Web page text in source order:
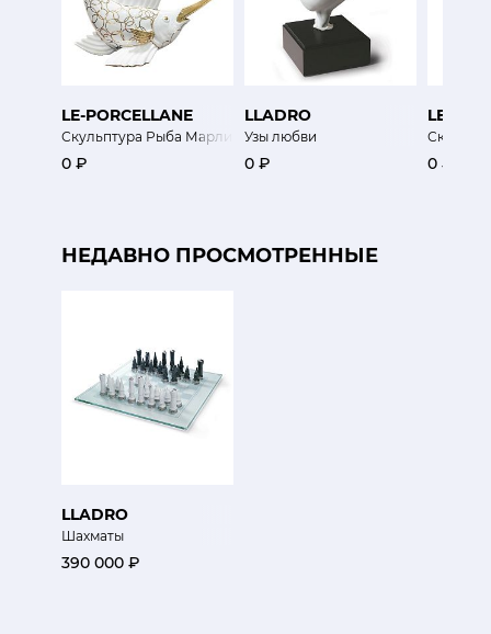
LE-PORCELLANE
Скульптура Рыба Марлин
0 ₽
LLADRO
Узы любви
0 ₽
LE-
0 ₽
НЕДАВНО ПРОСМОТРЕННЫЕ
LLADRO
Шахматы
390 000 ₽